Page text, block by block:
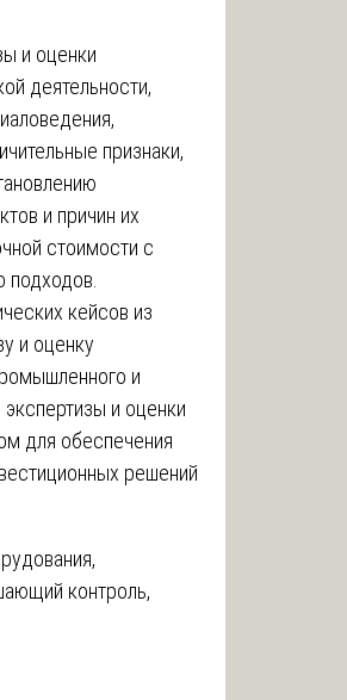
и оценки
деятельности,
признаки,
и причин их
стоимости с
подходов.
кейсов из
и оценку
и
и оценки
для обеспечения
решений
контроль,